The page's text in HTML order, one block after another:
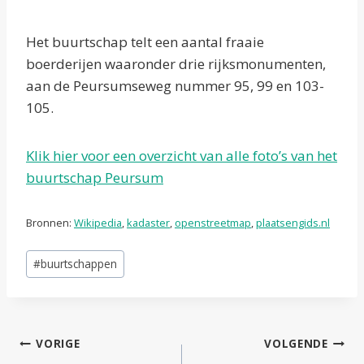
Het buurtschap telt een aantal fraaie
boerderijen waaronder drie rijksmonumenten,
aan de Peursumseweg nummer 95, 99 en 103-
105.
Klik hier voor een overzicht van alle foto’s van het
buurtschap Peursum
Bronnen: Wikipedia,kadaster,openstreetmap,plaatsengids.nl
Bericht
tags:
#buurtschappen
Bericht
VORIGE VOLGENDE